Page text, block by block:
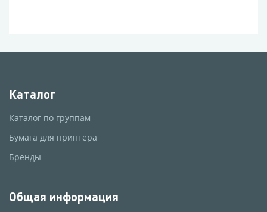
Каталог
Каталог по группам
Бумага для принтера
Бренды
Общая информация